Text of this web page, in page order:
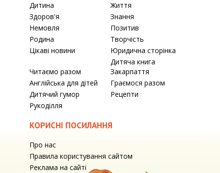
Дитина
Життя
Здоров'я
Знання
Немовля
Позитив
Родина
Творчість
Цікаві новини
Юридична сторінка
Читаємо разом
Дитяча книга
Закарпаття
Англійська для дітей
Граємося разом
Дитячий гумор
Рецепти
Рукоділля
КОРИСНІ ПОСИЛАННЯ
Про нас
Правила користування сайтом
Реклама на сайті